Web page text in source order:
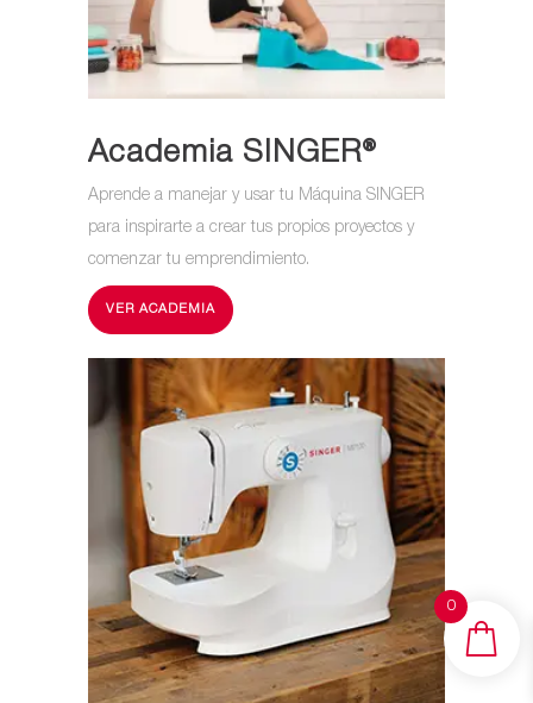
Academia SINGER®
Aprende a manejar y usar tu Máquina SINGER
para inspirarte a crear tus propios proyectos y
comenzar tu emprendimiento.
VER ACADEMIA
0